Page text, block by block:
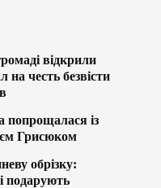
відкрили
на честь безвісти
попрощалася із
Грисюком
обрізку:
подарують